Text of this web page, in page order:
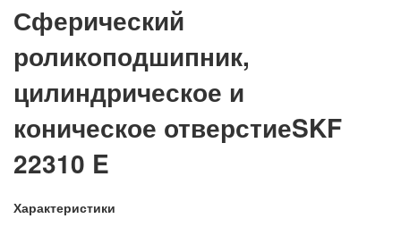
Сферический
роликоподшипник,
цилиндрическое и
коническое отверстиеSKF
22310 E
Характеристики